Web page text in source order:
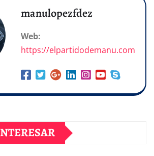
manulopezfdez
Web:
https://elpartidodemanu.com